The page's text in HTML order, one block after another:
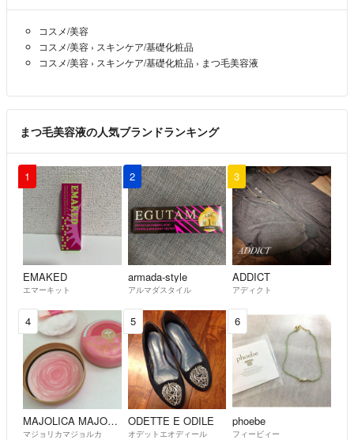
コスメ/美容
コスメ/美容 › スキンケア/基礎化粧品
コスメ/美容 › スキンケア/基礎化粧品 › まつ毛美容液
まつ毛美容液の人気ブランドランキング
1
EMAKED
エマーキット
2
armada-style
アルマダスタイル
3
ADDICT
アディクト
4
MAJOLICA MAJORCA
マジョリカマジョルカ
5
ODETTE E ODILE
オデットエオディール
6
phoebe
フィービィー